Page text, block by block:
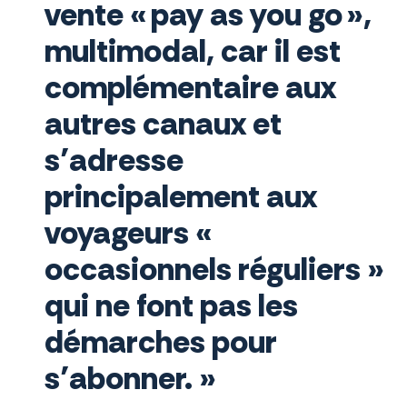
vente « pay as you go »,
multimodal, car il est
complémentaire aux
autres canaux et
s’adresse
principalement aux
voyageurs «
occasionnels réguliers »
qui ne font pas les
démarches pour
s’abonner. »